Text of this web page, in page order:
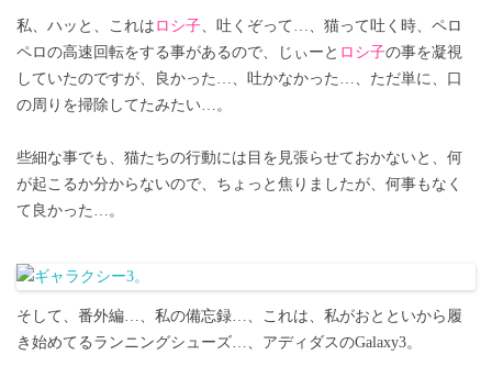
私、ハッと、これは ロシ子、吐くぞって…、猫って吐く時、ペロ
ペロの高速回転をする事があるので、じぃーと ロシ子の事を凝視
していたのですが、良かった…、吐かなかった…、ただ単に、口
の周りを掃除してたみたい…。
些細な事でも、猫たちの行動には目を見張らせておかないと、何
が起こるか分からないので、ちょっと焦りましたが、何事もなく
て良かった…。
そして、番外編…、私の備忘録…、これは、私がおとといから履
き始めてるランニングシューズ…、アディダスのGalaxy3。